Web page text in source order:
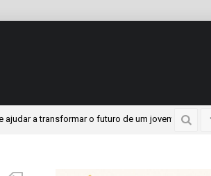
transformar o futuro de um jovem 4 dias